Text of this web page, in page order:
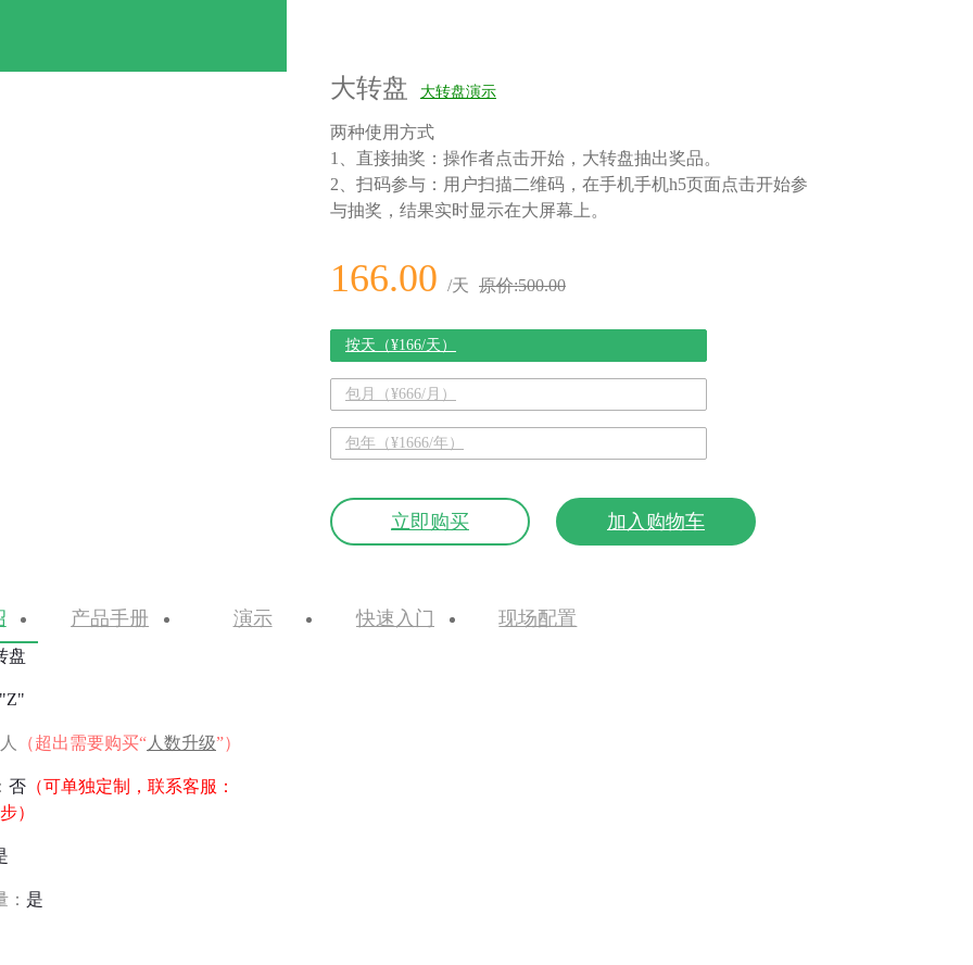
大转盘 大转盘演示
两种使用方式
1、直接抽奖：操作者点击开始，大转盘抽出奖品。
2、扫码参与：用户扫描二维码，在手机手机h5页面点击开始参
与抽奖，结果实时显示在大屏幕上。
166.00 /天 原价:500.00
按天（¥166/天）
包月（¥666/月）
包年（¥1666/年）
立即购买 加入购物车
产品手册 演示 快速入门 现场配置
盘
（超出需要购买“ 人数升级”）
否 （可单独定制，联系客服：
）
是